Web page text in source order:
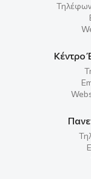
Κέντρο